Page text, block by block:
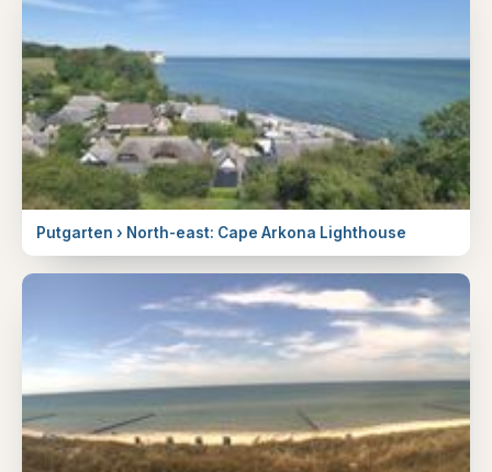
Putgarten › North-east: Cape Arkona Lighthouse